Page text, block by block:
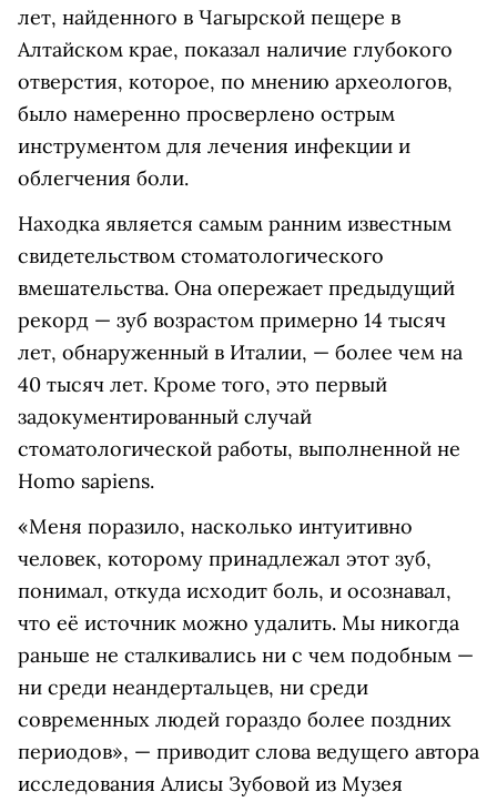
лет, найденного в Чагырской пещере в
Алтайском крае, показал наличие глубокого
отверстия, которое, по мнению археологов,
было намеренно просверлено острым
инструментом для лечения инфекции и
облегчения боли.
Находка является самым ранним известным
свидетельством стоматологического
вмешательства. Она опережает предыдущий
рекорд — зуб возрастом примерно 14 тысяч
лет, обнаруженный в Италии, — более чем на
40 тысяч лет. Кроме того, это первый
задокументированный случай
стоматологической работы, выполненной не
Homo sapiens.
«Меня поразило, насколько интуитивно
человек, которому принадлежал этот зуб,
понимал, откуда исходит боль, и осознавал,
что её источник можно удалить. Мы никогда
раньше не сталкивались ни с чем подобным —
ни среди неандертальцев, ни среди
современных людей гораздо более поздних
периодов», — приводит слова ведущего автора
исследования Алисы Зубовой из Музея